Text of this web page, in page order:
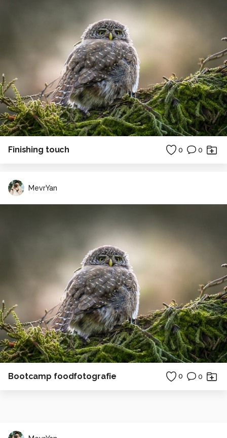
Finishing touch 0 0
MevrYan
Bootcamp foodfotografie 0 0